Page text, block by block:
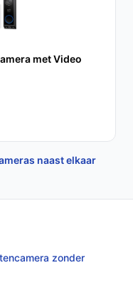
met Video
naast elkaar
zonder